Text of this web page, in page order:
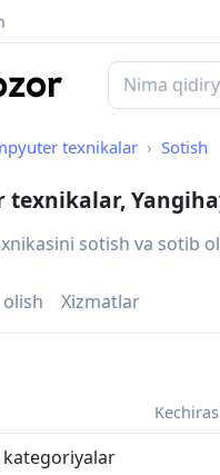
texnikalar Sotish
texnikalar,
sotish va sotib
Xizmatlar
kategoriyalar